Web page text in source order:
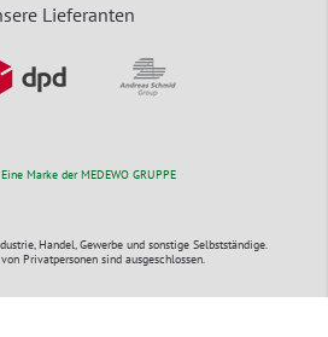
Lieferanten
Marke der MEDEWO GRUPPE
Handel, Gewerbe und sonstige Selbstständige.
Privatpersonen sind ausgeschlossen.